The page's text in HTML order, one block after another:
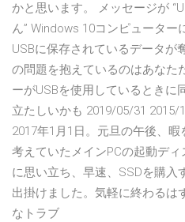
かと思います。 メッセージが
ん” Windows 10コンピューター
USBに保存されているデータが
の問題を抱えているのはあなた
ーがUSBを使用しているときに
立たしいかも 2019/05/31
2017年1月1日。元旦の午後、
考えていたメインPCの起動デ
に思い立ち、早速、SSDを購入
出掛けました。気軽に終わるは
なトラブ